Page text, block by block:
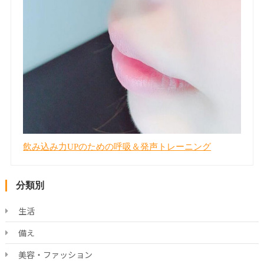
飲み込み力UPのための呼吸＆発声トレーニング
分類別
生活
備え
美容・ファッション